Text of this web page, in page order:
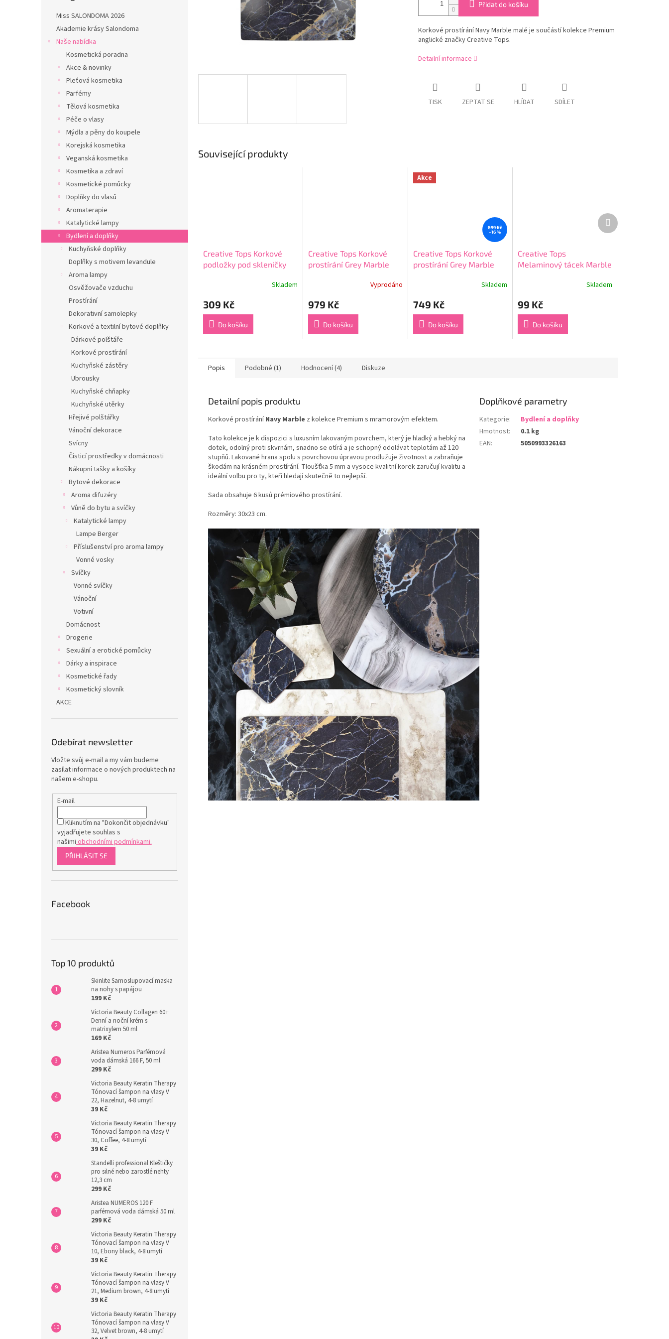
Miss SALONDOMA 2026
Akademie krásy Salondoma
Naše nabídka
Kosmetická poradna
Akce & novinky
Pleťová kosmetika
Parfémy
Tělová kosmetika
Péče o vlasy
Mýdla a pěny do koupele
Korejská kosmetika
Veganská kosmetika
Kosmetika a zdraví
Kosmetické pomůcky
Doplňky do vlasů
Aromaterapie
Katalytické lampy
Bydlení a doplňky
Kuchyňské doplňky
Doplňky s motivem levandule
Aroma lampy
Osvěžovače vzduchu
Prostírání
Dekorativní samolepky
Korkové a textilní bytové doplňky
Dárkové polštáře
Korkové prostírání
Kuchyňské zástěry
Ubrousky
Kuchyňské chňapky
Kuchyňské utěrky
Hřejivé polštářky
Vánoční dekorace
Svícny
Čisticí prostředky v domácnosti
Nákupní tašky a košíky
Bytové dekorace
Aroma difuzéry
Vůně do bytu a svíčky
Katalytické lampy
Lampe Berger
Příslušenství pro aroma lampy
Vonné vosky
Svíčky
Vonné svíčky
Vánoční
Votivní
Domácnost
Drogerie
Sexuální a erotické pomůcky
Dárky a inspirace
Kosmetické řady
Kosmetický slovník
AKCE
Odebírat newsletter
Vložte svůj e-mail a my vám budeme
zasílat informace o nových produktech na
našem e-shopu.
E-mail
Kliknutím na "Dokončit objednávku"
vyjadřujete souhlas s
našimiobchodními podmínkami.
PŘIHLÁSIT SE
Facebook
Top 10 produktů
Skinlite Samoslupovací maska
na nohy s papájou
199 Kč
Victoria Beauty Collagen 60+
Denní a noční krém s
matrixylem 50 ml
169 Kč
Aristea Numeros Parfémová
voda dámská 166 F, 50 ml
299 Kč
Victoria Beauty Keratin Therapy
Tónovací šampon na vlasy V
22, Hazelnut, 4-8 umytí
39 Kč
Victoria Beauty Keratin Therapy
Tónovací šampon na vlasy V
30, Coffee, 4-8 umytí
39 Kč
Standelli professional Kleštičky
pro silné nebo zarostlé nehty
12,3 cm
299 Kč
Aristea NUMEROS 120 F
parfémová voda dámská 50 ml
299 Kč
Victoria Beauty Keratin Therapy
Tónovací šampon na vlasy V
10, Ebony black, 4-8 umytí
39 Kč
Victoria Beauty Keratin Therapy
Tónovací šampon na vlasy V
21, Medium brown, 4-8 umytí
39 Kč
Victoria Beauty Keratin Therapy
Tónovací šampon na vlasy V
32, Velvet brown, 4-8 umytí
Přidat do košíku
Korkové prostírání Navy Marble malé je součástí kolekce Premium
anglické značky Creative Tops.
Detailní informace
TISK ZEPTAT SE HLÍDAT SDÍLET
Související produkty
Creative Tops Korkové
podložky pod skleničky
produktu
je
5,0
z
Skladem
309 Kč
Do košíku
Creative Tops Korkové
prostírání Grey Marble
produktu
je
4,0
z
Vyprodáno
979 Kč
Do košíku
Akce
899 Kč
–16 %
Creative Tops Korkové
prostírání Grey Marble
produktu
je
3,8
z
Skladem
749 Kč
Do košíku
Creative Tops
Melaminový tácek Marble
Skladem
99 Kč
Do košíku
Další
produkt
Popis Podobné (1) Hodnocení (4) Diskuze
Detailní popis produktu
Korkové prostíráníNavy Marble z kolekce Premium s mramorovým efektem.
Tato kolekce je k dispozici s luxusním lakovaným povrchem, který je hladký a hebký na
dotek, odolný proti skvrnám, snadno se otírá a je schopný odolávat teplotám až 120
stupňů. Lakované hrana spolu s povrchovou úpravou prodlužuje životnost a zabraňuje
škodám na krásném prostírání. Tloušťka 5 mm a vysoce kvalitní korek zaručují kvalitu a
ideální volbu pro ty, kteří hledají skutečně to nejlepší.
Sada obsahuje 6 kusů prémiového prostírání.
Rozměry: 30x23 cm.
Doplňkové parametry
Kategorie:
Bydlení a doplňky
Hmotnost:
0.1 kg
EAN: 5050993326163